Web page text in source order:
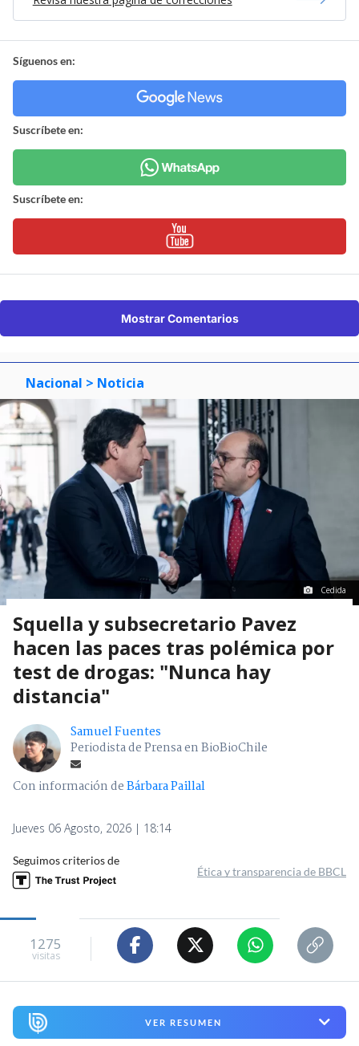
Síguenos en:
Suscríbete en:
Suscríbete en:
Mostrar Comentarios
Nacional > Noticia
Cedida
Squella y subsecretario Pavez
hacen las paces tras polémica por
test de drogas: "Nunca hay
distancia"
Samuel Fuentes
Periodista de Prensa en BioBioChile
Con información deBárbara Paillal
Jueves 06 Agosto, 2026 | 18:14
Seguimos criterios de
Ética y transparencia de BBCL
1275
visitas
VER RESUMEN